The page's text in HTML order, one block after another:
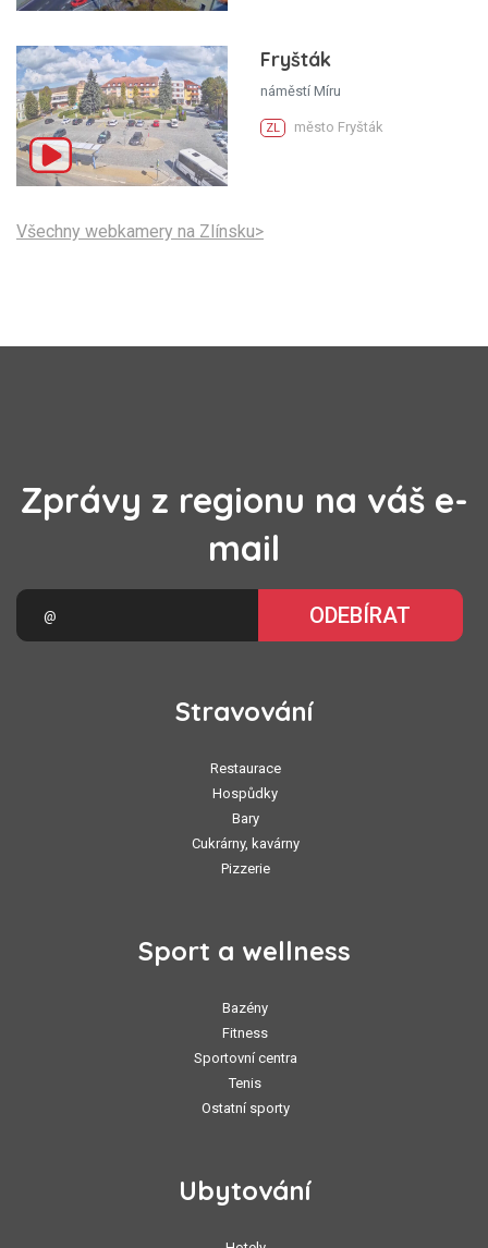
Fryšták
náměstí Míru
ZL město Fryšták
Všechny webkamery na Zlínsku>
Zprávy z regionu na váš e-
mail
ODEBÍRAT
Stravování
Restaurace
Hospůdky
Bary
Cukrárny, kavárny
Pizzerie
Sport a wellness
Bazény
Fitness
Sportovní centra
Tenis
Ostatní sporty
Ubytování